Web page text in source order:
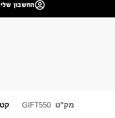
החשבון שלי
מק"ט GIFT550